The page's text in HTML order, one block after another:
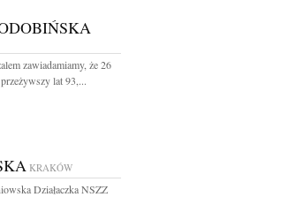
zawiadamiamy, że 26
lat 93,...
KRAKÓW
Działaczka NSZZ